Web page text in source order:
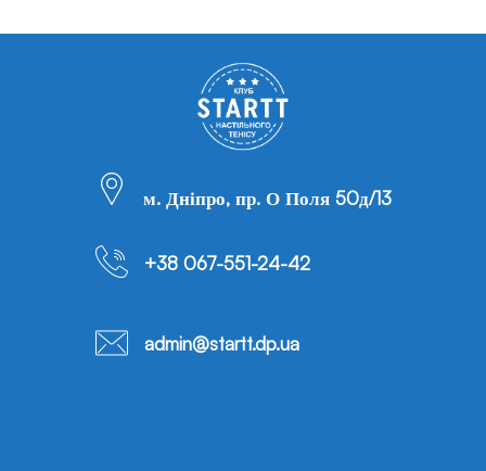
м. Дніпро, пр. О Поля 50д/13
+38 067-551-24-42
admin@startt.dp.ua